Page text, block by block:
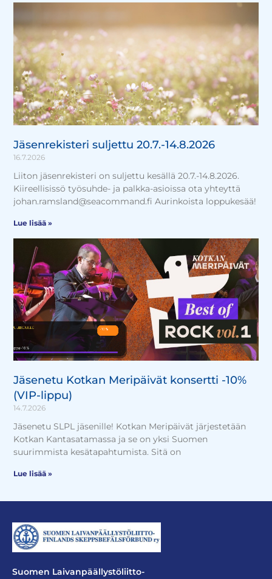
Jäsenrekisteri suljettu 20.7.-14.8.2026
16.7.2026
Liiton jäsenrekisteri on suljettu kesällä 20.7.-14.8.2026.
Kiireellisissö työsuhde- ja palkka-asioissa ota yhteyttä
johan.ramsland@seacommand.fi Aurinkoista loppukesää!
Lue lisää »
Jäsenetu Kotkan Meripäivät konsertti -10%
(VIP-lippu)
14.7.2026
Jäsenetu SLPL jäsenille! Kotkan Meripäivät järjestetään
Kotkan Kantasatamassa ja se on yksi Suomen
suurimmista kesätapahtumista. Sitä on
Lue lisää »
Suomen Laivanpäällystöliitto-